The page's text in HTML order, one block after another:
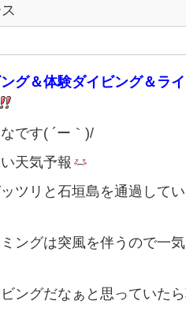
グ＆体験ダイビング＆ラ
です( ´ー｀)/
天気予報
ツリと石垣島を通過して
ングは突風を伴うので一
ングだなぁと思っていた